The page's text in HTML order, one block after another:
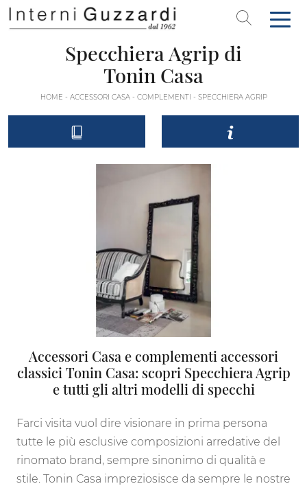
Specchiera Agrip di
Tonin Casa
HOME - ACCESSORI CASA- COMPLEMENTI - SPECCHIERA AGRIP
Accessori Casa e complementi accessori
classici Tonin Casa: scopri Specchiera Agrip
e tutti gli altri modelli di specchi
Farci visita vuol dire visionare in prima persona
tutte le più esclusive composizioni arredative del
rinomato brand, sempre sinonimo di qualità e
stile. Tonin Casa impreziosisce da sempre le nostre